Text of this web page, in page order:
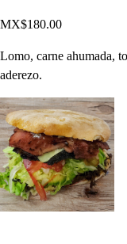
MX$180.00
Lomo, carne ahumada,
aderezo.